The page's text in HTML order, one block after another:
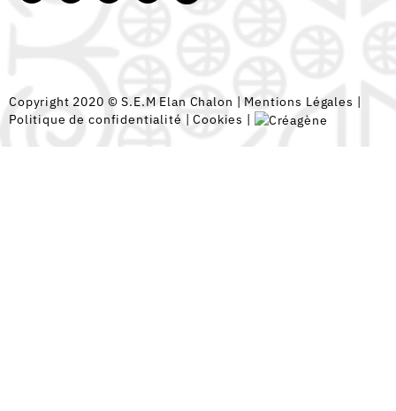
Copyright 2020 © S.E.M Elan Chalon | Mentions Légales |
Politique de confidentialité |Cookies |